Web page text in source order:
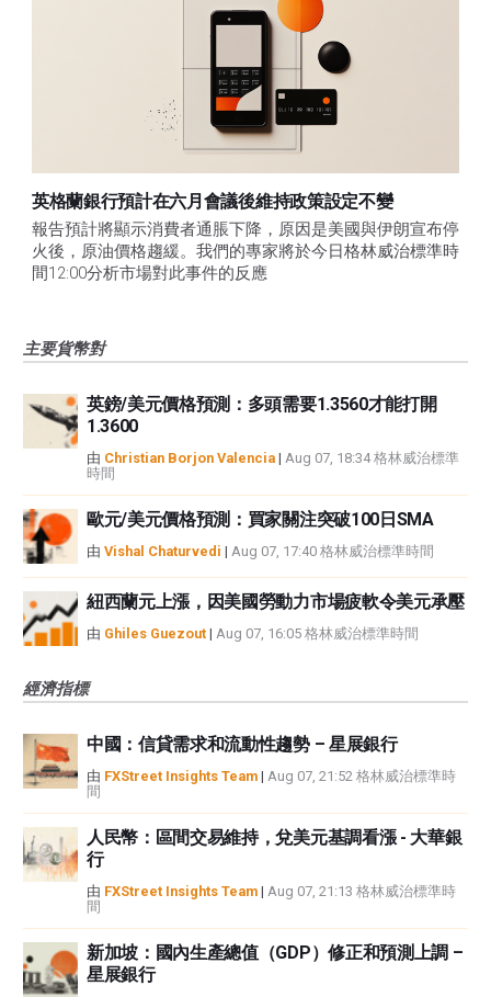
英格蘭銀行預計在六月會議後維持政策設定不變
報告預計將顯示消費者通脹下降，原因是美國與伊朗宣布停
火後，原油價格趨緩。我們的專家將於今日格林威治標準時
間12:00分析市場對此事件的反應
主要貨幣對
英鎊/美元價格預測：多頭需要1.3560才能打開
1.3600
由 Christian Borjon Valencia | Aug 07, 18:34 格林威治標準
時間
歐元/美元價格預測：買家關注突破100日SMA
由 Vishal Chaturvedi | Aug 07, 17:40 格林威治標準時間
紐西蘭元上漲，因美國勞動力市場疲軟令美元承壓
由 Ghiles Guezout | Aug 07, 16:05 格林威治標準時間
經濟指標
中國：信貸需求和流動性趨勢 – 星展銀行
由 FXStreet Insights Team | Aug 07, 21:52 格林威治標準時
間
人民幣：區間交易維持，兌美元基調看漲 - 大華銀
行
由 FXStreet Insights Team | Aug 07, 21:13 格林威治標準時
間
新加坡：國內生產總值（GDP）修正和預測上調 –
星展銀行